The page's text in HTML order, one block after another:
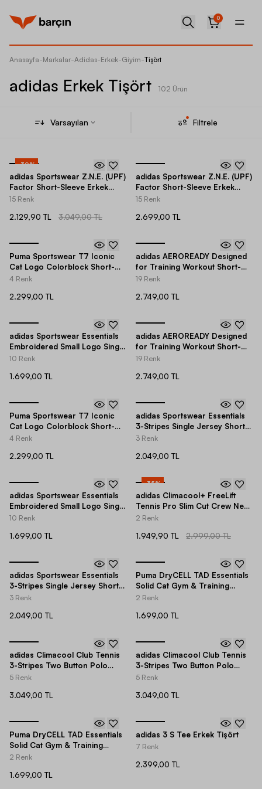
0
Anasayfa-Markalar-Adidas-Erkek-Giyim-Tişört
adidas Erkek Tişört 102 Ürün
Varsayılan Filtrele
-30%
adidas Sportswear Z.N.E. (UPF)
Factor Short-Sleeve Erkek
Tişört
15 Renk
2.129,90 TL 3.049,00 TL
adidas Sportswear Z.N.E. (UPF)
Factor Short-Sleeve Erkek
Tişört
15 Renk
2.699,00 TL
Puma Sportswear T7 Iconic
Cat Logo Colorblock Short-
Sleeve Erkek Tişört
4 Renk
2.299,00 TL
adidas AEROREADY Designed
for Training Workout Short-
Sleeve Erkek Tişört
19 Renk
2.749,00 TL
adidas Sportswear Essentials
Embroidered Small Logo Single
Jersey Short-Sleeve Erkek
10 Renk
1.699,00 TL
adidas AEROREADY Designed
for Training Workout Short-
Sleeve Erkek Tişört
19 Renk
2.749,00 TL
Puma Sportswear T7 Iconic
Cat Logo Colorblock Short-
Sleeve Erkek Tişört
4 Renk
2.299,00 TL
adidas Sportswear Essentials
3-Stripes Single Jersey Short-
Sleeve Erkek Tişört
3 Renk
2.049,00 TL
adidas Sportswear Essentials
Embroidered Small Logo Single
Jersey Short-Sleeve Erkek
10 Renk
1.699,00 TL
-35%
adidas Climacool+ FreeLift
Tennis Pro Slim Cut Crew Neck
Short-Sleeve Erkek Tişört
2 Renk
1.949,90 TL 2.999,00 TL
adidas Sportswear Essentials
3-Stripes Single Jersey Short-
Sleeve Erkek Tişört
3 Renk
2.049,00 TL
Puma DryCELL TAD Essentials
Solid Cat Gym & Training
Short-Sleeve Erkek Tişört
2 Renk
1.699,00 TL
adidas Climacool Club Tennis
3-Stripes Two Button Polo
Collar FreeLift Design Short-
5 Renk
3.049,00 TL
adidas Climacool Club Tennis
3-Stripes Two Button Polo
Collar FreeLift Design Short-
5 Renk
3.049,00 TL
Puma DryCELL TAD Essentials
Solid Cat Gym & Training
Short-Sleeve Erkek Tişört
2 Renk
1.699,00 TL
adidas 3 S Tee Erkek Tişört
7 Renk
2.399,00 TL